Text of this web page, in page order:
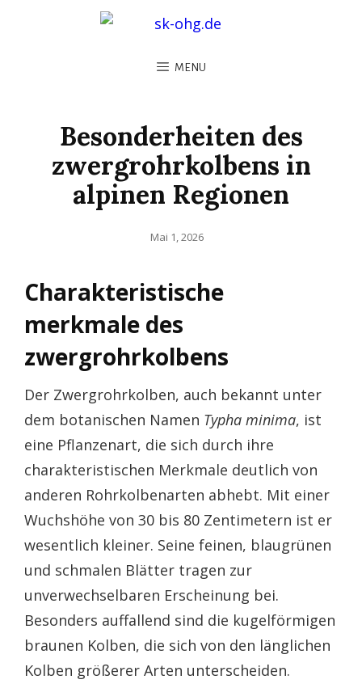
MENU
Besonderheiten des
zwergrohrkolbens in
alpinen Regionen
Posted
Mai 1, 2026
Charakteristische
merkmale des
zwergrohrkolbens
Der Zwergrohrkolben, auch bekannt unter
dem botanischen Namen Typha minima, ist
eine Pflanzenart, die sich durch ihre
charakteristischen Merkmale deutlich von
anderen Rohrkolbenarten abhebt. Mit einer
Wuchshöhe von 30 bis 80 Zentimetern ist er
wesentlich kleiner. Seine feinen, blaugrünen
und schmalen Blätter tragen zur
unverwechselbaren Erscheinung bei.
Besonders auffallend sind die kugelförmigen
braunen Kolben, die sich von den länglichen
Kolben größerer Arten unterscheiden.